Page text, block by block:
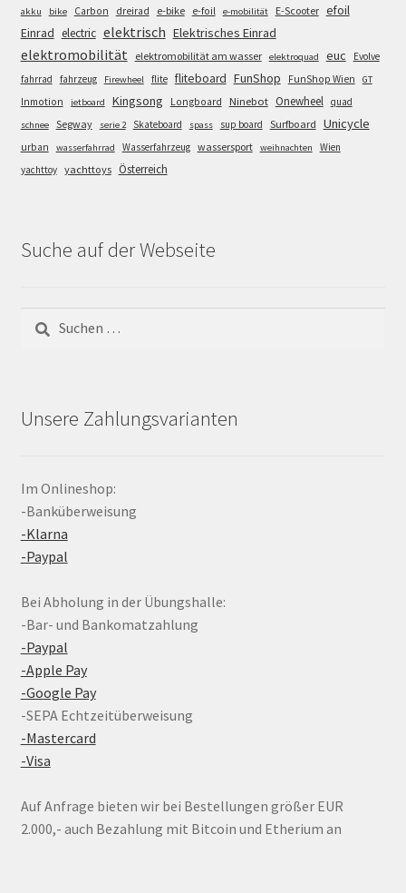
akku bike Carbon dreirad e-bike e-foil e-mobilität E-Scooter efoil
Einrad electric elektrisch Elektrisches Einrad
elektromobilität elektromobilität am wasser elektroquad euc
Evolve
fahrrad
fahrzeug Firewheel flite fliteboard FunShop FunShop Wien GT
Inmotion jetboard Kingsong Longboard Ninebot Onewheel quad
schnee Segway serie 2 Skateboard spass sup board Surfboard Unicycle
urban wasserfahrrad Wasserfahrzeug wassersport weihnachten
Wien
yachttoy yachttoys Österreich
Suche auf der Webseite
Suchen
nach:
Unsere Zahlungsvarianten
Im Onlineshop:
-Banküberweisung
-Klarna
-Paypal
Bei Abholung in der Übungshalle:
-Bar- und Bankomatzahlung
-Paypal
-Apple Pay
-Google Pay
-SEPA Echtzeitüberweisung
-Mastercard
-Visa
Auf Anfrage bieten wir bei Bestellungen größer EUR
2.000,- auch Bezahlung mit Bitcoin und Etherium an